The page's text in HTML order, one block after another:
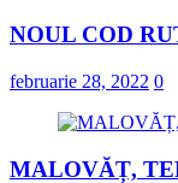
NOUL COD
februarie 28, 2022 0
MALOVĂȚ,